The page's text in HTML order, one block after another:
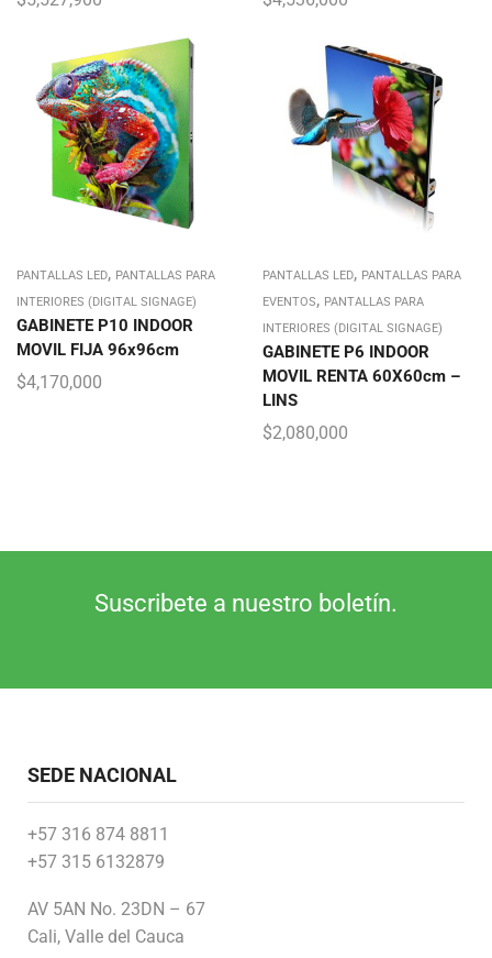
PANTALLAS LED, PANTALLAS PARA
INTERIORES (DIGITAL SIGNAGE)
GABINETE P10 INDOOR
MOVIL FIJA 96x96cm
$4,170,000
PANTALLAS LED, PANTALLAS PARA
EVENTOS, PANTALLAS PARA
INTERIORES (DIGITAL SIGNAGE)
GABINETE P6 INDOOR
MOVIL RENTA 60X60cm –
LINS
$2,080,000
Suscribete a nuestro boletín.
SEDE NACIONAL
+57 316 874 8811
+57 315 6132879
AV 5AN No. 23DN – 67
Cali, Valle del Cauca